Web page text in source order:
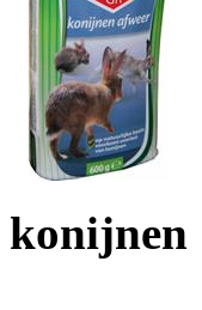
konijnen